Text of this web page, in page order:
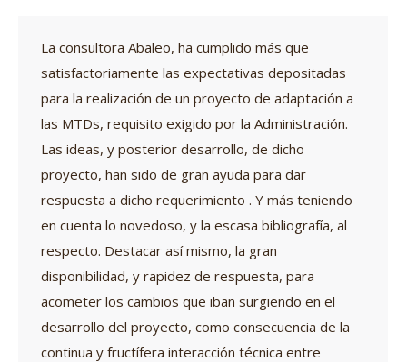
La consultora Abaleo, ha cumplido más que
satisfactoriamente las expectativas depositadas
para la realización de un proyecto de adaptación a
las MTDs, requisito exigido por la Administración.
Las ideas, y posterior desarrollo, de dicho
proyecto, han sido de gran ayuda para dar
respuesta a dicho requerimiento . Y más teniendo
en cuenta lo novedoso, y la escasa bibliografía, al
respecto. Destacar así mismo, la gran
disponibilidad, y rapidez de respuesta, para
acometer los cambios que iban surgiendo en el
desarrollo del proyecto, como consecuencia de la
continua y fructífera interacción técnica entre